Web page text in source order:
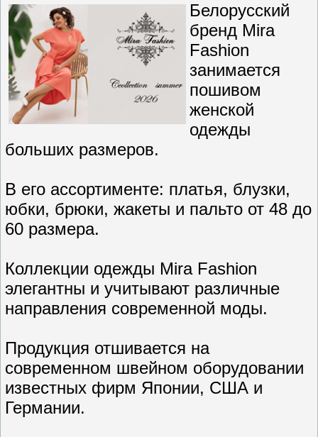
Белорусский
бренд Mira
Fashion
занимается
пошивом
женской
одежды
больших размеров.
В его ассортименте: платья, блузки,
юбки, брюки, жакеты и пальто от 48 до
60 размера.
Коллекции одежды Mira Fashion
элегантны и учитывают различные
направления современной моды.
Продукция отшивается на
современном швейном оборудовании
известных фирм Японии, США и
Германии.